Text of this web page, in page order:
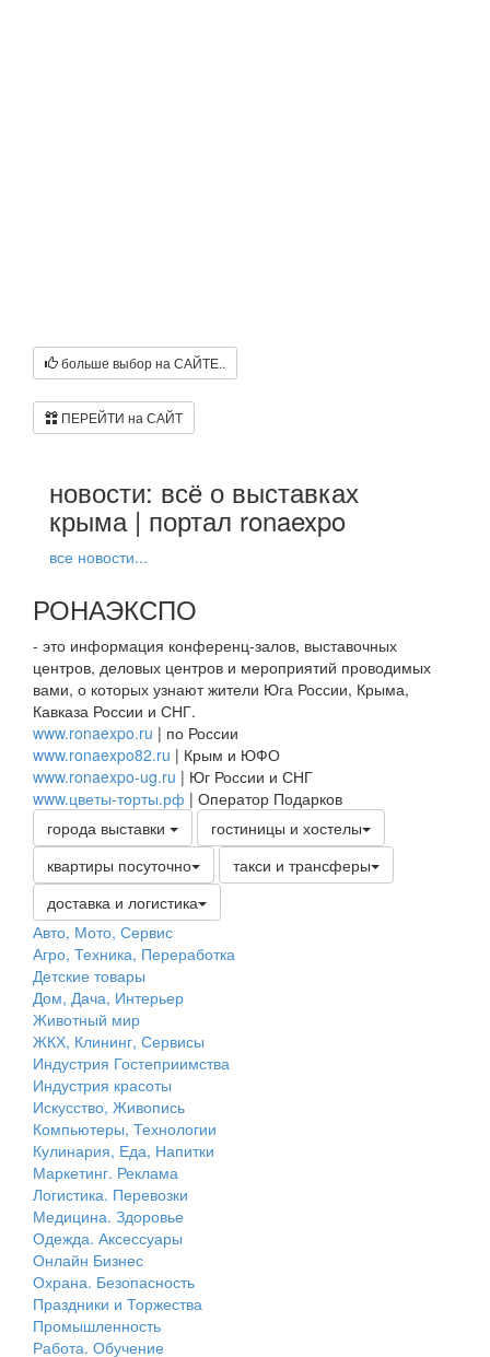
больше выбор на САЙТЕ..
ПЕРЕЙТИ на САЙТ
новости: всё о выставках
крыма | портал ronaexpo
все новости...
РОНАЭКСПО
- это информация конференц-залов, выставочных
центров, деловых центров и мероприятий проводимых
вами, о которых узнают жители Юга России, Крыма,
Кавказа России и СНГ.
www.ronaexpo.ru | по России
www.ronaexpo82.ru | Крым и ЮФО
www.ronaexpo-ug.ru | Юг России и СНГ
www.цветы-торты.рф | Оператор Подарков
города выставки
гостиницы и хостелы
квартиры посуточно
такси и трансферы
доставка и логистика
Авто, Мото, Сервис
Агро, Техника, Переработка
Детские товары
Дом, Дача, Интерьер
Животный мир
ЖКХ, Клининг, Сервисы
Индустрия Гостеприимства
Индустрия красоты
Искусство, Живопись
Компьютеры, Технологии
Кулинария, Еда, Напитки
Маркетинг. Реклама
Логистика. Перевозки
Медицина. Здоровье
Одежда. Аксессуары
Онлайн Бизнес
Охрана. Безопасность
Праздники и Торжества
Промышленность
Работа. Обучение